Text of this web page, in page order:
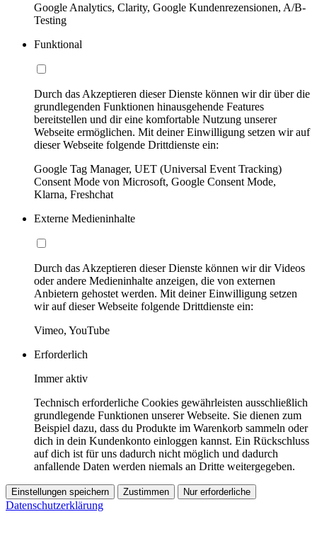
Google Analytics, Clarity, Google Kundenrezensionen, A/B-
Testing
Funktional
Durch das Akzeptieren dieser Dienste können wir dir über die
grundlegenden Funktionen hinausgehende Features
bereitstellen und dir eine komfortable Nutzung unserer
Webseite ermöglichen. Mit deiner Einwilligung setzen wir auf
dieser Webseite folgende Drittdienste ein:
Google Tag Manager, UET (Universal Event Tracking)
Consent Mode von Microsoft, Google Consent Mode,
Klarna, Freshchat
Externe Medieninhalte
Durch das Akzeptieren dieser Dienste können wir dir Videos
oder andere Medieninhalte anzeigen, die von externen
Anbietern gehostet werden. Mit deiner Einwilligung setzen
wir auf dieser Webseite folgende Drittdienste ein:
Vimeo, YouTube
Erforderlich
Immer aktiv
Technisch erforderliche Cookies gewährleisten ausschließlich
grundlegende Funktionen unserer Webseite. Sie dienen zum
Beispiel dazu, dass du Produkte im Warenkorb sammeln oder
dich in dein Kundenkonto einloggen kannst. Ein Rückschluss
auf dich ist für uns dadurch nicht möglich und dadurch
anfallende Daten werden niemals an Dritte weitergegeben.
Einstellungen speichern Zustimmen Nur erforderliche
Datenschutzerklärung